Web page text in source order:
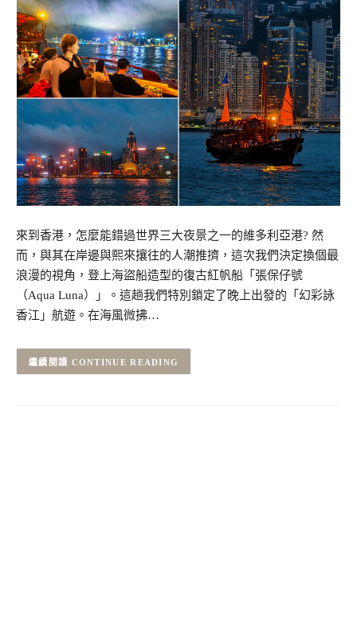
來到香港，怎麼能錯過世界三大夜景之一的維多利亞港? 然
而，與其在岸邊與熙來攘往的人潮推擠，這次我們決定換個最
浪漫的視角，登上海盜船造型的復古紅帆船「張保仔號
（Aqua Luna）」。這趟我們特別鎖定了晚上出發的「幻彩詠
香江」航遊。在海風微拂…
CONTINUE READING